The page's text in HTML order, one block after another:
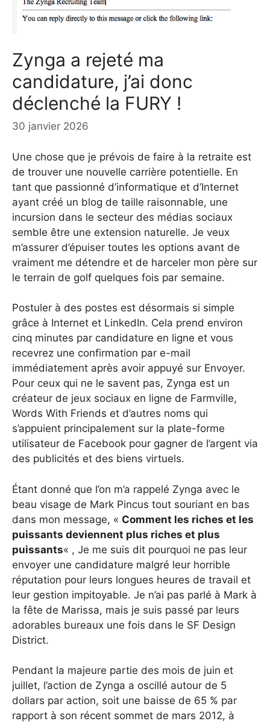
Zynga a rejeté ma
candidature, j’ai donc
déclenché la FURY !
30 janvier 2026
Une chose que je prévois de faire à la retraite est
de trouver une nouvelle carrière potentielle. En
tant que passionné d’informatique et d’Internet
ayant créé un blog de taille raisonnable, une
incursion dans le secteur des médias sociaux
semble être une extension naturelle. Je veux
m’assurer d’épuiser toutes les options avant de
vraiment me détendre et de harceler mon père sur
le terrain de golf quelques fois par semaine.
Postuler à des postes est désormais si simple
grâce à Internet et LinkedIn. Cela prend environ
cinq minutes par candidature en ligne et vous
recevrez une confirmation par e-mail
immédiatement après avoir appuyé sur Envoyer.
Pour ceux qui ne le savent pas, Zynga est un
créateur de jeux sociaux en ligne de Farmville,
Words With Friends et d’autres noms qui
s’appuient principalement sur la plate-forme
utilisateur de Facebook pour gagner de l’argent via
des publicités et des biens virtuels.
Étant donné que l’on m’a rappelé Zynga avec le
beau visage de Mark Pincus tout souriant en bas
dans mon message, « Comment les riches et les
puissants deviennent plus riches et plus
puissants« , Je me suis dit pourquoi ne pas leur
envoyer une candidature malgré leur horrible
réputation pour leurs longues heures de travail et
leur gestion impitoyable. Je n’ai pas parlé à Mark à
la fête de Marissa, mais je suis passé par leurs
adorables bureaux une fois dans le SF Design
District.
Pendant la majeure partie des mois de juin et
juillet, l’action de Zynga a oscillé autour de 5
dollars par action, soit une baisse de 65 % par
rapport à son récent sommet de mars 2012, à